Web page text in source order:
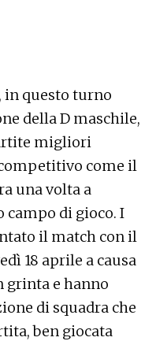
in questo turno
della D maschile,
migliori
come il
una volta a
campo di gioco. I
il match con il
18 aprile a causa
grinta e hanno
di squadra che
ben giocata